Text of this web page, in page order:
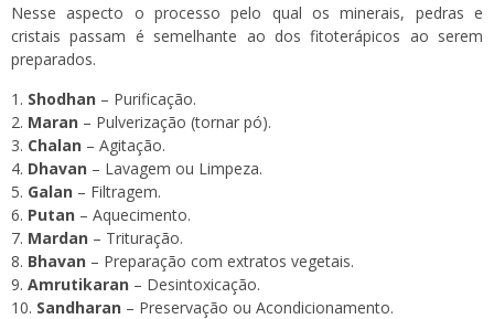
Nesse aspecto o processo pelo qual os minerais, pedras e
cristais passam é semelhante ao dos fitoterápicos ao serem
preparados.
Shodhan – Purificação.
Maran – Pulverização (tornar pó).
Chalan – Agitação.
Dhavan – Lavagem ou Limpeza.
Galan – Filtragem.
Putan – Aquecimento.
Mardan – Trituração.
Bhavan – Preparação com extratos vegetais.
Amrutikaran – Desintoxicação.
Sandharan – Preservação ou Acondicionamento.